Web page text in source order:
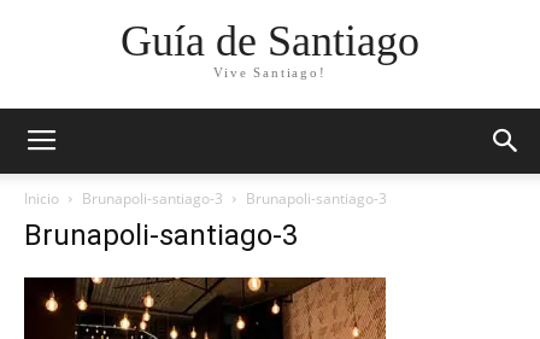
Guía de Santiago
Vive Santiago!
Inicio Brunapoli-santiago-3 Brunapoli-santiago-3
Brunapoli-santiago-3